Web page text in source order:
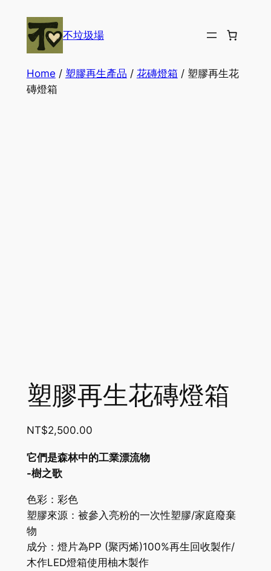
content
不垃圾場
Home / 塑膠再生產品 / 花磚燈箱 / 塑膠再生花
磚燈箱
塑膠再生花磚燈箱
NT$2,500.00
它們是森林中的工業漂流物
-樹之歌
色彩：彩色
塑膠來源：被參入亮粉的一次性塑膠/家庭廢棄
物
成分：燈片為PP (聚丙烯)100%再生回收製作/
木作LED燈箱使用柚木製作